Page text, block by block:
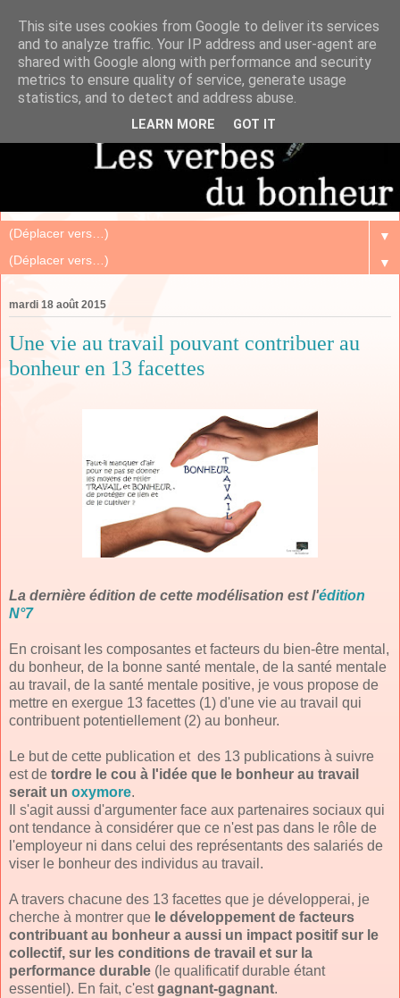
▼
▼
mardi 18 août 2015
Une vie au travail pouvant contribuer au
bonheur en 13 facettes
La dernière édition de cette modélisation est l'édition
N°7
En croisant les composantes et facteurs du bien-être mental,
du bonheur, de la bonne santé mentale, de la santé mentale
au travail, de la santé mentale positive, je vous propose de
mettre en exergue 13 facettes (1) d'une vie au travail qui
contribuent potentiellement (2) au bonheur.
Le but de cette publication et des 13 publications à suivre
est de tordre le cou à l'idée que le bonheur au travail
serait un oxymore.
Il s'agit aussi d'argumenter face aux partenaires sociaux qui
ont tendance à considérer que ce n'est pas dans le rôle de
l'employeur ni dans celui des représentants des salariés de
viser le bonheur des individus au travail.
A travers chacune des 13 facettes que je développerai, je
cherche à montrer que le développement de facteurs
contribuant au bonheur a aussi un impact positif sur le
collectif, sur les conditions de travail et sur la
performance durable (le qualificatif durable étant
essentiel). En fait, c'estgagnant-gagnant.
This site uses cookies from Google to deliver its services
and to analyze traffic. Your IP address and user-agent are
shared with Google along with performance and security
metrics to ensure quality of service, generate usage
statistics, and to detect and address abuse.
LEARN MORE GOT IT